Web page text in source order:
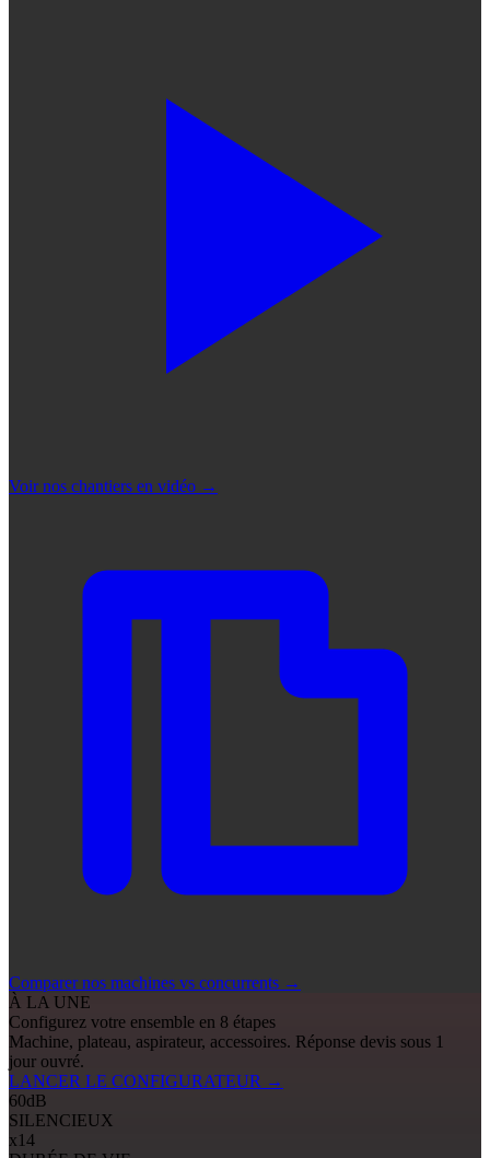
Voir nos chantiers en vidéo →
Comparer nos machines vs concurrents →
À LA UNE
Configurez votre ensemble en 8 étapes
Machine, plateau, aspirateur, accessoires. Réponse devis sous 1
jour ouvré.
LANCER LE CONFIGURATEUR →
60dB
SILENCIEUX
x14